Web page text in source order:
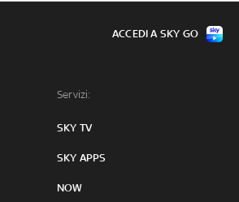
Servizi:
SKY TV
SKY APPS
NOW
ACCEDI A SKY GO